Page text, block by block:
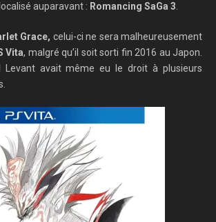
auparavant : Romancing SaGa 3
Grace, celui-ci ne sera malheureusement
Vita, malgré qu’il soit sorti fin 2016 au Japon.
Levant avait même eu le droit à plusieurs